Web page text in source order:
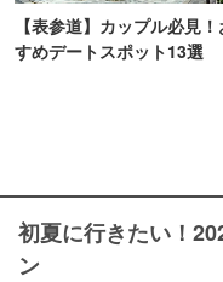
【表参道】カップル必見
すめデートスポット13選
初夏に行きたい！
ン